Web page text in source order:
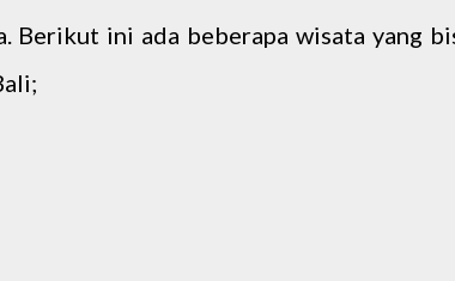
Berikut ini ada beberapa wisata yang